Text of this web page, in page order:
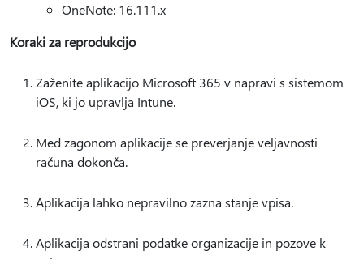
OneNote: 16.111.x
Koraki za reprodukcijo
Zaženite aplikacijo Microsoft 365 v napravi s sistemom
iOS, ki jo upravlja Intune.
Med zagonom aplikacije se preverjanje veljavnosti
računa dokonča.
Aplikacija lahko nepravilno zazna stanje vpisa.
Aplikacija odstrani podatke organizacije in pozove k